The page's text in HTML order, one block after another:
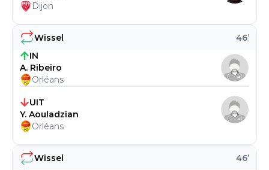
Wissel 46’
Wissel 46’
IN
A. Ribeiro
Orléans
UIT
Y. Aouladzian
Orléans
Dijon